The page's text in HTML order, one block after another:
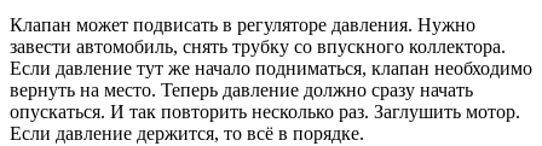
Клапан может подвисать в регуляторе давления. Нужно
завести автомобиль, снять трубку со впускного коллектора.
Если давление тут же начало подниматься, клапан необходимо
вернуть на место. Теперь давление должно сразу начать
опускаться. И так повторить несколько раз. Заглушить мотор.
Если давление держится, то всё в порядке.